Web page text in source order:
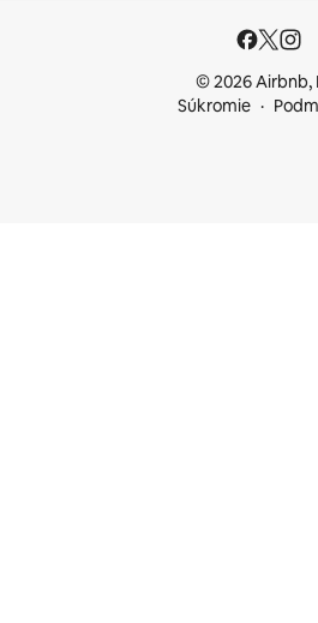
© 2026 Airbnb,
Súkromie